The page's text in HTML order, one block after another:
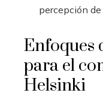
percepción
Enfoques
para el
Helsinki